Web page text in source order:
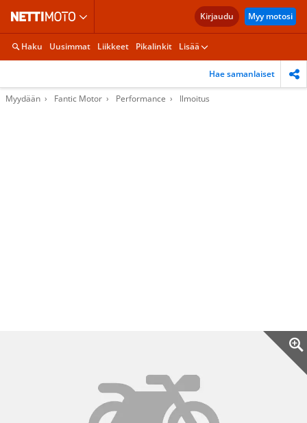
Kirjaudu Myy motosi
Haku Uusimmat Liikkeet Pikalinkit Lisää
Hae samanlaiset
Myydään Fantic Motor Performance Ilmoitus